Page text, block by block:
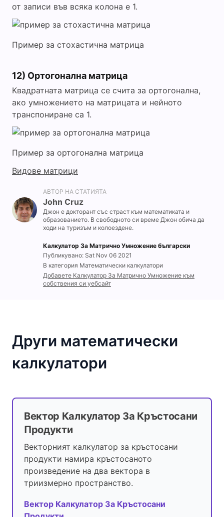
от записи във всяка колона е 1.
Пример за стохастична матрица
12) Ортогонална матрица
Квадратната матрица се счита за ортогонална,
ако умножението на матрицата и нейното
транспониране са 1.
Пример за ортогонална матрица
Видове матрици
АВТОР НА СТАТИЯТА
John Cruz
Джон е докторант със страст към математиката и
образованието. В свободното си време Джон обича да
ходи на туризъм и колоездене.
Калкулатор За Матрично Умножение български
Публикувано: Sat Nov 06 2021
В категория Математически калкулатори
Добавете Калкулатор За Матрично Умножение към
собствения си уебсайт
Други математически
калкулатори
Вектор Калкулатор За Кръстосани
Продукти
Векторният калкулатор за кръстосани
продукти намира кръстосаното
произведение на два вектора в
триизмерно пространство.
Вектор Калкулатор За Кръстосани